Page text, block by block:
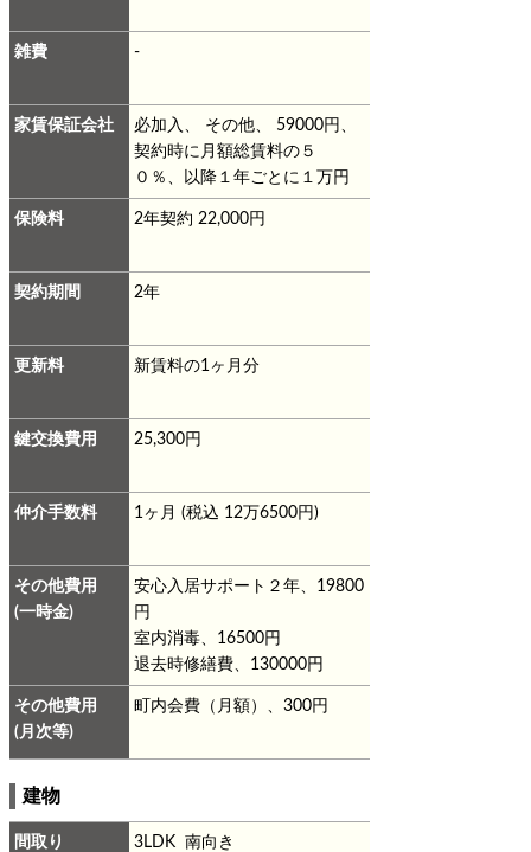
雑費 -
家賃保証会社
必加入、 その他、 59000円、
契約時に月額総賃料の５
０％、以降１年ごとに１万円
保険料 2年契約 22,000円
契約期間 2年
更新料 新賃料の1ヶ月分
鍵交換費用 25,300円
仲介手数料 1ヶ月 (税込 12万6500円)
その他費用
(一時金)
安心入居サポート２年、19800
円
室内消毒、16500円
退去時修繕費、130000円
その他費用
(月次等)
町内会費（月額）、300円
建物
間取り 3LDK 南向き